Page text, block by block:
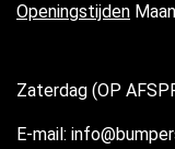
Openingstijden
Zaterdag (OP
E-mail: